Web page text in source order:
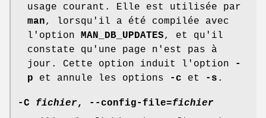
usage courant. Elle est utilisée par
man, lorsqu'il a été compilée avec
l'option MAN_DB_UPDATES, et qu'il
constate qu'une page n'est pas à
jour. Cette option induit l'option
-
p et annule les options -c et -s .
-C fichier, --config-file=fichier